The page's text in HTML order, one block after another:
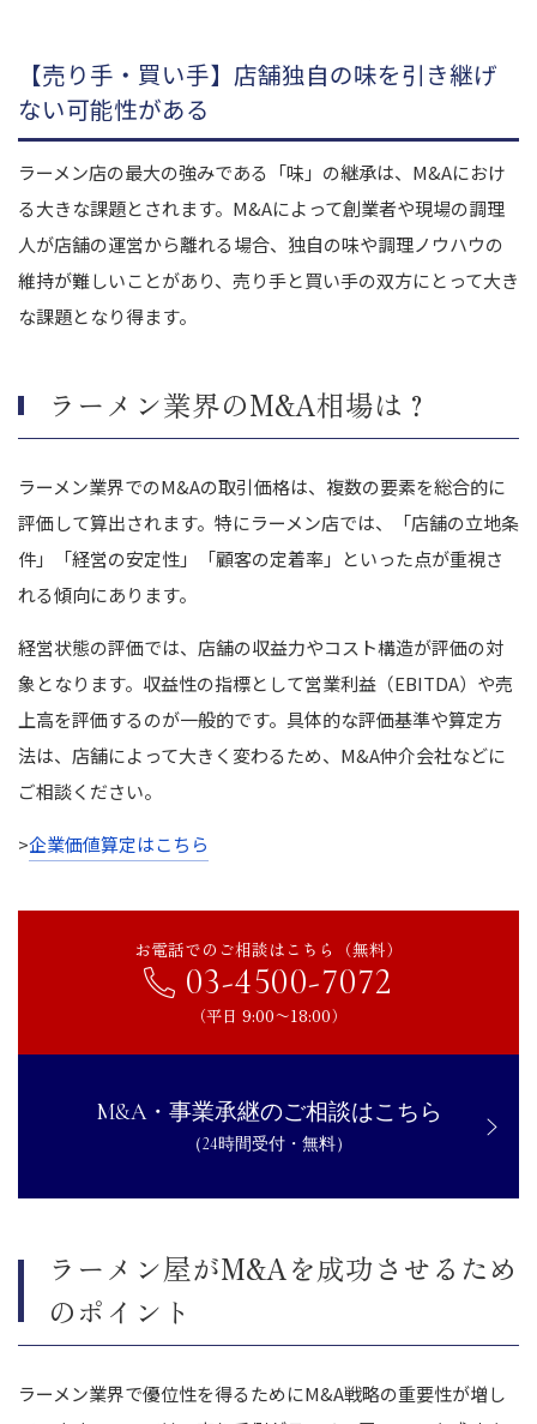
【売り手・買い手】店舗独自の味を引き継げ
ない可能性がある
ラーメン店の最大の強みである「味」の継承は、M&Aにおけ
る大きな課題とされます。M&Aによって創業者や現場の調理
人が店舗の運営から離れる場合、独自の味や調理ノウハウの
維持が難しいことがあり、売り手と買い手の双方にとって大き
な課題となり得ます。
ラーメン業界のM&A相場は？
ラーメン業界でのM&Aの取引価格は、複数の要素を総合的に
評価して算出されます。特にラーメン店では、「店舗の立地条
件」「経営の安定性」「顧客の定着率」といった点が重視さ
れる傾向にあります。
経営状態の評価では、店舗の収益力やコスト構造が評価の対
象となります。収益性の指標として営業利益（EBITDA）や売
上高を評価するのが一般的です。具体的な評価基準や算定方
法は、店舗によって大きく変わるため、M&A仲介会社などに
ご相談ください。
>企業価値算定はこちら
お電話でのご相談はこちら（無料）
03-4500-7072
（平日 9:00〜18:00）
M&A・事業承継のご相談はこちら
（24時間受付・無料）
ラーメン屋がM&Aを成功させるため
のポイント
ラーメン業界で優位性を得るためにM&A戦略の重要性が増し